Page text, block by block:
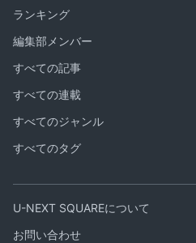
ランキング
編集部メンバー
すべての記事
すべての連載
すべてのジャンル
すべてのタグ
U-NEXT SQUAREについて
お問い合わせ